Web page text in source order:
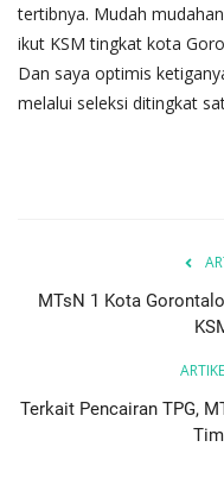
tertibnya. Mudah
ikut KSM tingkat kota
Dan saya optimis
melalui seleksi ditingkat
MTsN 1 Kota
Terkait Pencairan TPG,